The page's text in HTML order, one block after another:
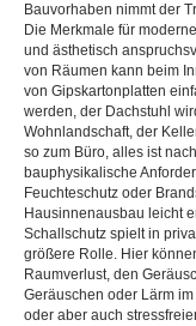
Bauvorhaben nimmt der
Die Merkmale für
und ästhetisch
von Räumen kann beim
von Gipskartonplatten
werden, der Dachstuhl
Wohnlandschaft, der
so zum Büro, alles ist
bauphysikalische
Feuchteschutz oder
Hausinnenausbau leicht
Schallschutz spielt in
größere Rolle. Hier
Raumverlust, den
Geräuschen oder Lärm
oder aber auch